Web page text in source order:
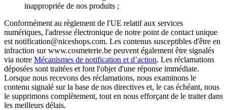
inappropriée de nos produits ;
Conformément au règlement de l'UE relatif aux services
numériques, l'adresse électronique de notre point de contact unique
est notification@niceshops.com. Les contenus susceptibles d'être en
infraction sur www.cosmeterie.be peuvent également être signalés
via notre Mécanismes de notification et d’action. Les réclamations
déposées sont traitées et font l'objet d'une réponse immédiate.
Lorsque nous recevons des réclamations, nous examinons le
contenu signalé sur la base de nos directives et, le cas échéant, nous
le supprimons complètement, tout en nous efforçant de le traiter dans
les meilleurs délais.